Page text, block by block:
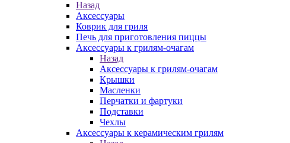
Назад
Аксессуары
Коврик для гриля
Печь для приготовления пиццы
Аксессуары к грилям-очагам
Назад
Аксессуары к грилям-очагам
Крышки
Масленки
Перчатки и фартуки
Подставки
Чехлы
Аксессуары к керамическим грилям